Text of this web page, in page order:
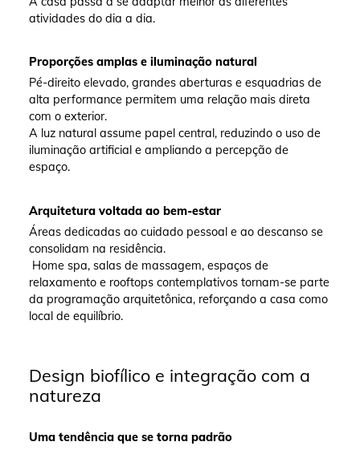
atividades do dia a dia.
Proporções amplas e iluminação natural
Pé-direito elevado, grandes aberturas e esquadrias de
alta performance permitem uma relação mais direta
com o exterior.
A luz natural assume papel central, reduzindo o uso de
iluminação artificial e ampliando a percepção de
espaço.
Arquitetura voltada ao bem-estar
Áreas dedicadas ao cuidado pessoal e ao descanso se
consolidam na residência.
Home spa, salas de massagem, espaços de
relaxamento e rooftops contemplativos tornam-se parte
da programação arquitetônica, reforçando a casa como
local de equilíbrio.
Design biofílico e integração com a
natureza
Uma tendência que se torna padrão